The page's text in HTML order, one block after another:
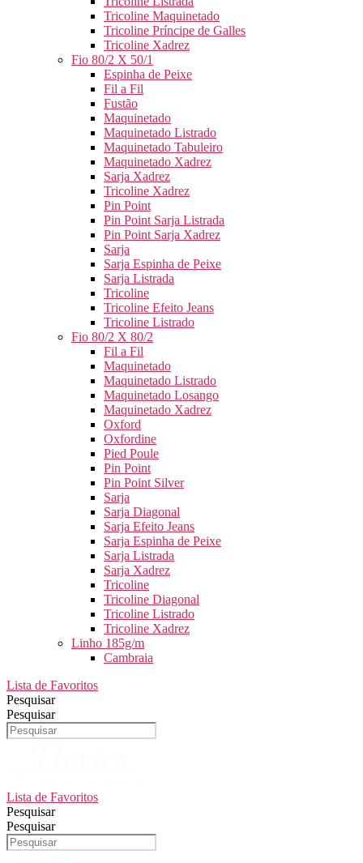
Tricoline Maquinetado
Tricoline Príncipe de Galles
Tricoline Xadrez
Fio 80/2 X 50/1
Espinha de Peixe
Fil a Fil
Fustão
Maquinetado
Maquinetado Listrado
Maquinetado Tabuleiro
Maquinetado Xadrez
Sarja Xadrez
Tricoline Xadrez
Pin Point
Pin Point Sarja Listrada
Pin Point Sarja Xadrez
Sarja
Sarja Espinha de Peixe
Sarja Listrada
Tricoline
Tricoline Efeito Jeans
Tricoline Listrado
Fio 80/2 X 80/2
Fil a Fil
Maquinetado
Maquinetado Listrado
Maquinetado Losango
Maquinetado Xadrez
Oxford
Oxfordine
Pied Poule
Pin Point
Pin Point Silver
Sarja
Sarja Diagonal
Sarja Efeito Jeans
Sarja Espinha de Peixe
Sarja Listrada
Sarja Xadrez
Tricoline
Tricoline Diagonal
Tricoline Listrado
Tricoline Xadrez
Linho 185g/m
Cambraia
Lista de Favoritos
Pesquisar
Pesquisar
Lista de Favoritos
Pesquisar
Pesquisar